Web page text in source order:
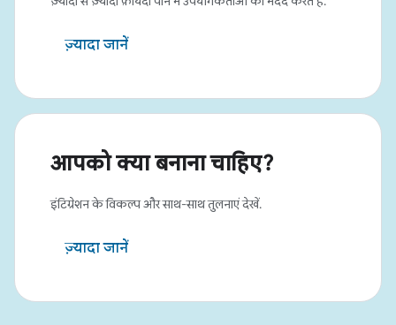
ज़्यादा जानें
आपको क्या बनाना चाहिए?
इंटिग्रेशन के विकल्प और साथ-साथ तुलनाएं देखें.
ज़्यादा जानें